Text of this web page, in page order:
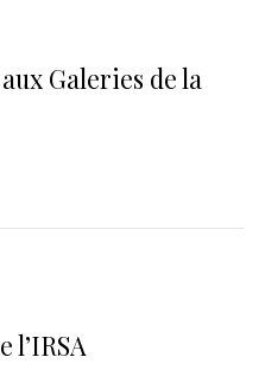
Galeries de la
l’IRSA